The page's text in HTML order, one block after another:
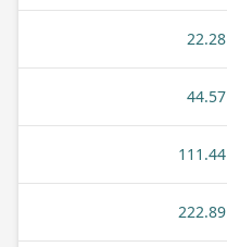
22.28
44.57
111.44
222.89